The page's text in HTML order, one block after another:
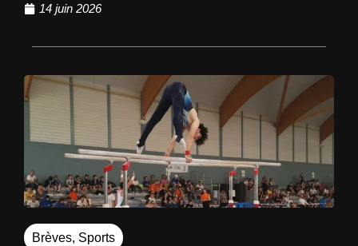
14 juin 2026
Brèves, Sports